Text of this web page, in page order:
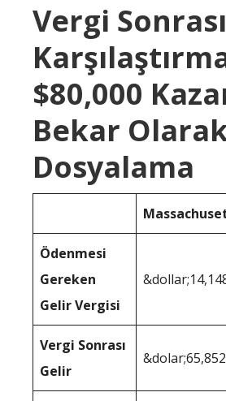
Vergi Sonrası
$80,000
Bekar
Dosyalama
Ödenmesi
Gereken
Gelir Vergisi
Vergi Sonrası
Gelir
&dolar;65,852